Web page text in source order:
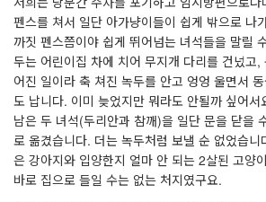
펜스를 쳐서 일단 아가냥이들이 쉽게 밖으로 나
까짓 펜스쯤이야 쉽게 뛰어넘는 녀석들을 말릴
두는 어린이집 차에 치어 무지개 다리를 건넜고,
어진 일이라 축 쳐진 녹두를 안고 엉엉 울면서
도 납니다. 이미 늦었지만 뭐라도 안될까 싶어
남은 두 녀석(두리안과 참깨)을 일단 문을 닫을
로 옮겼습니다. 더는 녹두처럼 보낼 순 없었습
은 강아지와 입양한지 얼마 안 되는 2살된 고양
바로 집으로 들일 수는 없는 처지였구요.